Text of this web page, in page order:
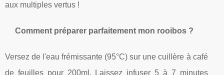
aux multiples vertus !
Comment préparer parfaitement mon rooibos ?
Versez de l'eau frémissante (95°C) sur une cuillère à café
de feuilles pour 200ml. Laissez infuser 5 à 7 minutes